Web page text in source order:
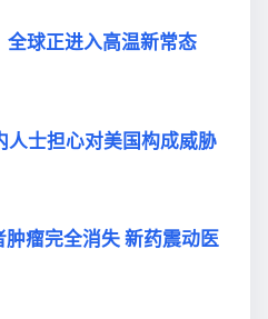
全球正进入高温新常态
人士担心对美国构成威胁
瘤完全消失 新药震动医